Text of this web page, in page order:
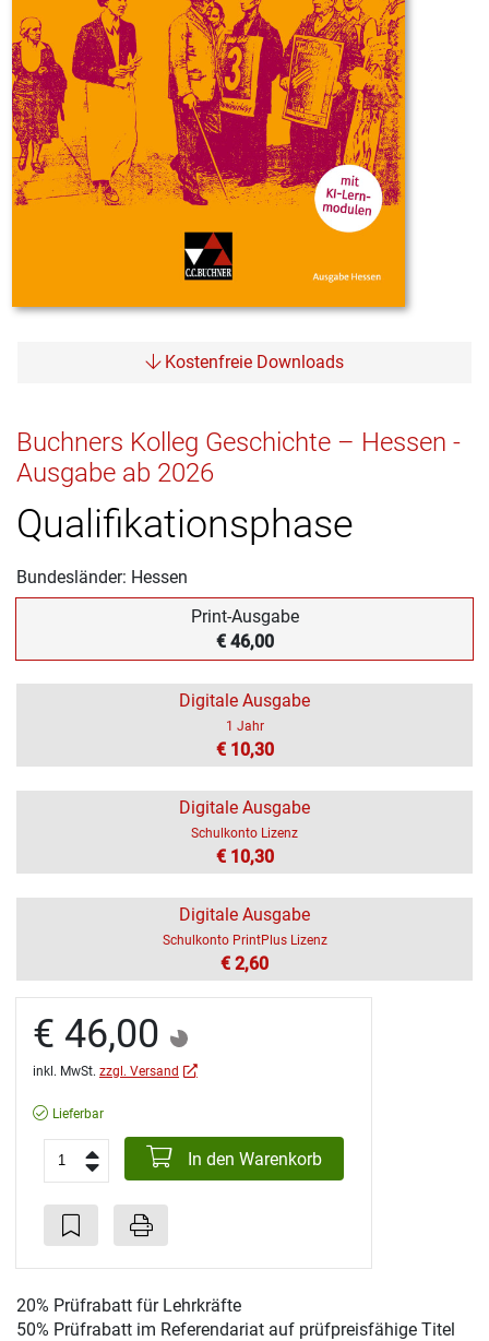
Kostenfreie Downloads
Buchners Kolleg Geschichte – Hessen -
Ausgabe ab 2026
Qualifikationsphase
Bundesländer: Hessen
Print-Ausgabe
€ 46,00
Digitale Ausgabe
1 Jahr
€ 10,30
Digitale Ausgabe
Schulkonto Lizenz
€ 10,30
Digitale Ausgabe
Schulkonto PrintPlus Lizenz
€ 2,60
€ 46,00
inkl. MwSt. zzgl. Versand
Lieferbar
In den Warenkorb
20% Prüfrabatt für Lehrkräfte
50% Prüfrabatt im Referendariat auf prüfpreisfähige Titel